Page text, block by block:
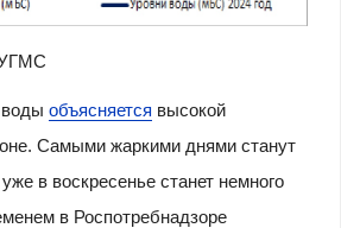
воды объясняется высокой
Самыми жаркими днями станут
в воскресенье станет немного
вРоспотребнадзоре